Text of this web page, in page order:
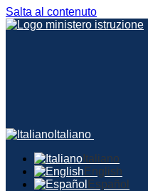
Salta al contenuto
Italiano
Italiano
English
Español